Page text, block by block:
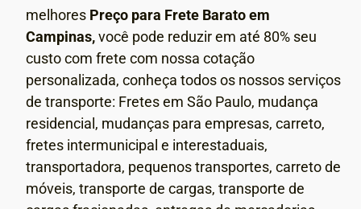
melhores Preço para Frete Barato em
Campinas,você pode reduzir em até 80% seu
custo com frete com nossa cotação
personalizada, conheça todos os nossos serviços
de transporte: Fretes em São Paulo, mudança
residencial, mudanças para empresas, carreto,
fretes intermunicipal e interestaduais,
transportadora, pequenos transportes, carreto de
móveis, transporte de cargas, transporte de